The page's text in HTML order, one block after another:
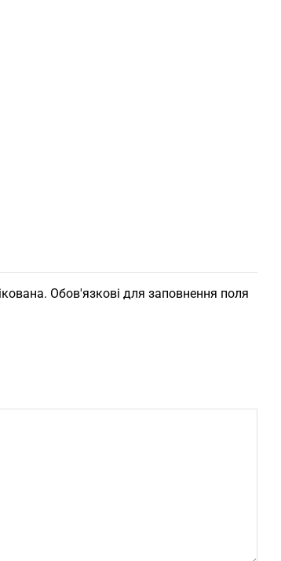
Обов'язкові для заповнення поля